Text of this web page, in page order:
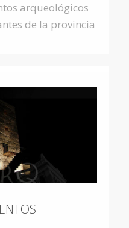
arqueológicos
de la provincia